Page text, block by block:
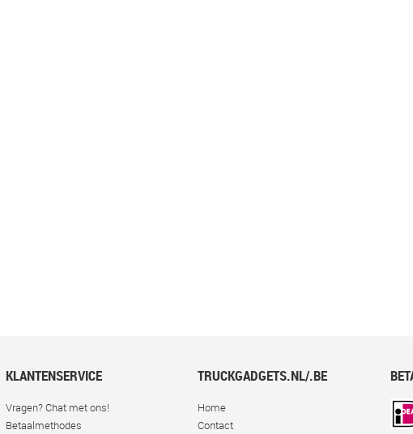
KLANTENSERVICE
Vragen? Chat met ons!
Betaalmethodes
TRUCKGADGETS.NL/.BE
Home
Contact